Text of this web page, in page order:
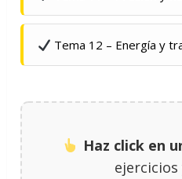
Tema 12 – Energía y
Haz click en